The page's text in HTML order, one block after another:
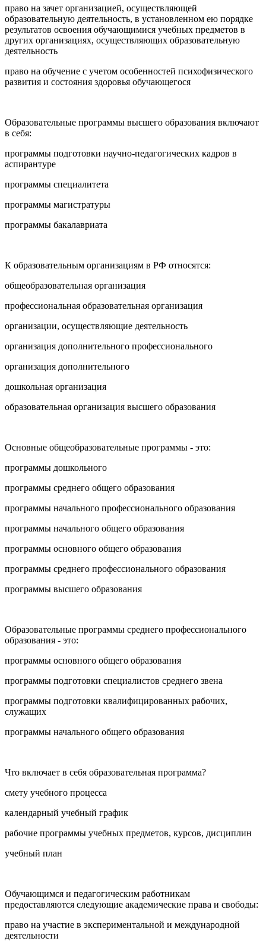
право на зачет организацией, осуществляющей
образовательную деятельность, в установленном ею порядке
результатов освоения обучающимися учебных предметов в
других организациях, осуществляющих образовательную
деятельность
право на обучение с учетом особенностей психофизического
развития и состояния здоровья обучающегося
Образовательные программы высшего образования включают
в себя:
программы подготовки научно-педагогических кадров в
аспирантуре
программы специалитета
программы магистратуры
программы бакалавриата
К образовательным организациям в РФ относятся:
общеобразовательная организация
профессиональная образовательная организация
организации, осуществляющие деятельность
организация дополнительного профессионального
организация дополнительного
дошкольная организация
образовательная организация высшего образования
Основные общеобразовательные программы - это:
программы дошкольного
программы среднего общего образования
программы начального профессионального образования
программы начального общего образования
программы основного общего образования
программы среднего профессионального образования
программы высшего образования
Образовательные программы среднего профессионального
образования - это:
программы основного общего образования
программы подготовки специалистов среднего звена
программы подготовки квалифицированных рабочих,
служащих
программы начального общего образования
Что включает в себя образовательная программа?
смету учебного процесса
календарный учебный график
рабочие программы учебных предметов, курсов, дисциплин
учебный план
Обучающимся и педагогическим работникам
предоставляются следующие академические права и свободы:
право на участие в экспериментальной и международной
деятельности